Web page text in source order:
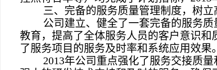
三、完备的服务质量管理制度，树
公司建立、健全了一套完备的服务
教育，提高了全体服务人员的客户意识
了服务项目的服务及时率和系统应用效果
2013年公司重点强化了服务交接质